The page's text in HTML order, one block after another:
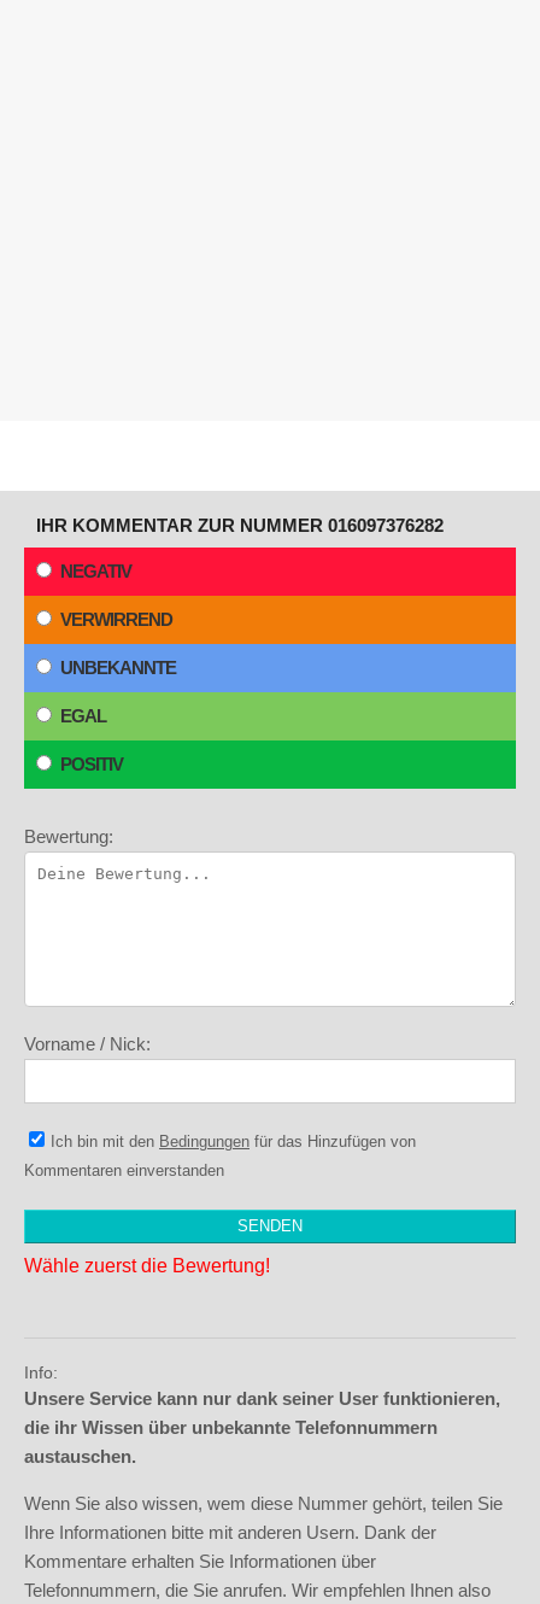
IHR KOMMENTAR ZUR NUMMER 016097376282
NEGATIV
VERWIRREND
UNBEKANNTE
EGAL
POSITIV
Bewertung:
Vorname / Nick:
Ich bin mit den Bedingungen für das Hinzufügen von
Kommentaren einverstanden
Wähle zuerst die Bewertung!
Info:
Unsere Service kann nur dank seiner User funktionieren,
die ihr Wissen über unbekannte Telefonnummern
austauschen.
Wenn Sie also wissen, wem diese Nummer gehört, teilen Sie
Ihre Informationen bitte mit anderen Usern. Dank der
Kommentare erhalten Sie Informationen über
Telefonnummern, die Sie anrufen. Wir empfehlen Ihnen also